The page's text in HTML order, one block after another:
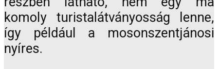
komoly turistalátványosság lenne,
így például a mosonszentjánosi
nyíres.